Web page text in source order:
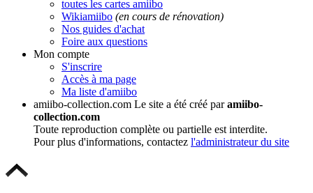
toutes les cartes amiibo
Wikiamiibo (en cours de rénovation)
Nos guides d'achat
Foire aux questions
Mon compte
S'inscrire
Accès à ma page
Ma liste d'amiibo
amiibo-collection.com Le site a été créé paramiibo-
collection.com
Toute reproduction complète ou partielle est interdite.
Pour plus d'informations, contactez l'administrateur du site